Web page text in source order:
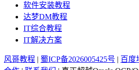
软件安装教程
达梦DM教程
IT综合教程
IT解决方案
风哥教程 | 蜀ICP备2026005425号 | 百度